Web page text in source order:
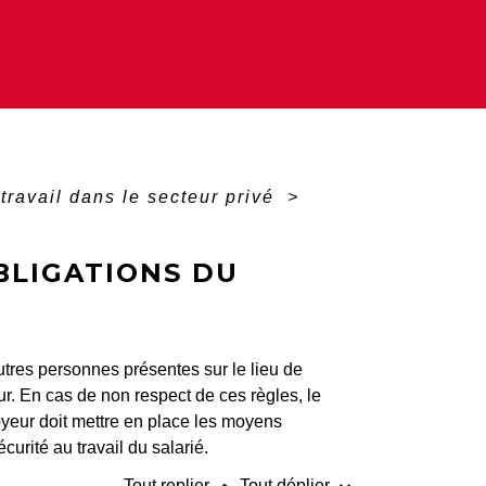
dans le secteur privé
>
DU
personnes présentes sur le lieu de
En cas de non respect de ces règles, le
doit mettre en place les moyens
au travail du salarié.